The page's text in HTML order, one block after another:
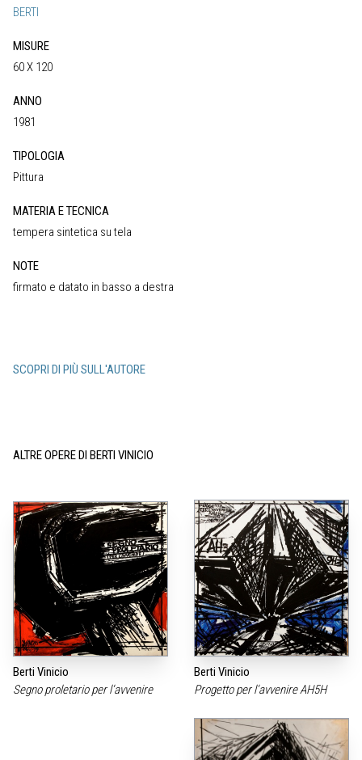
BERTI
MISURE
60 X 120
ANNO
1981
TIPOLOGIA
Pittura
MATERIA E TECNICA
tempera sintetica su tela
NOTE
firmato e datato in basso a destra
SCOPRI DI PIÙ SULL'AUTORE
ALTRE OPERE DI BERTI VINICIO
Berti Vinicio
Segno proletario per l‘avvenire
Berti Vinicio
Progetto per l‘avvenire AH5H